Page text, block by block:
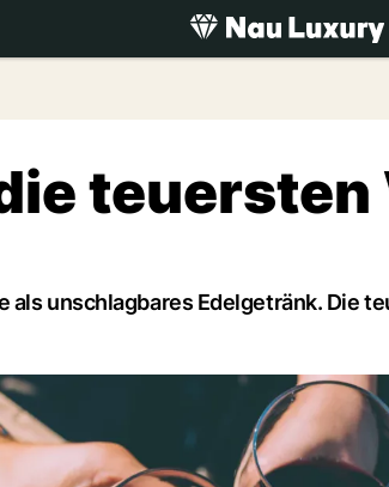
luxury.NAU.ch
als unschlagbares Edelgetränk. Die